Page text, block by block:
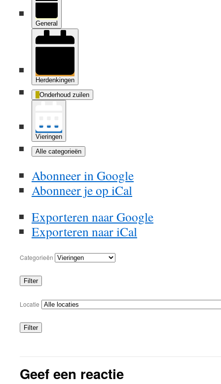
General
Herdenkingen
Onderhoud zuilen
Vieringen
Alle categorieën
Abonneer inGoogle
Abonneer je op iCal
Exporteren naarGoogle
Exporteren naariCal
Categorieën
Filter
Categorieën
Locatie
Filter
Locaties
Geef een reactie